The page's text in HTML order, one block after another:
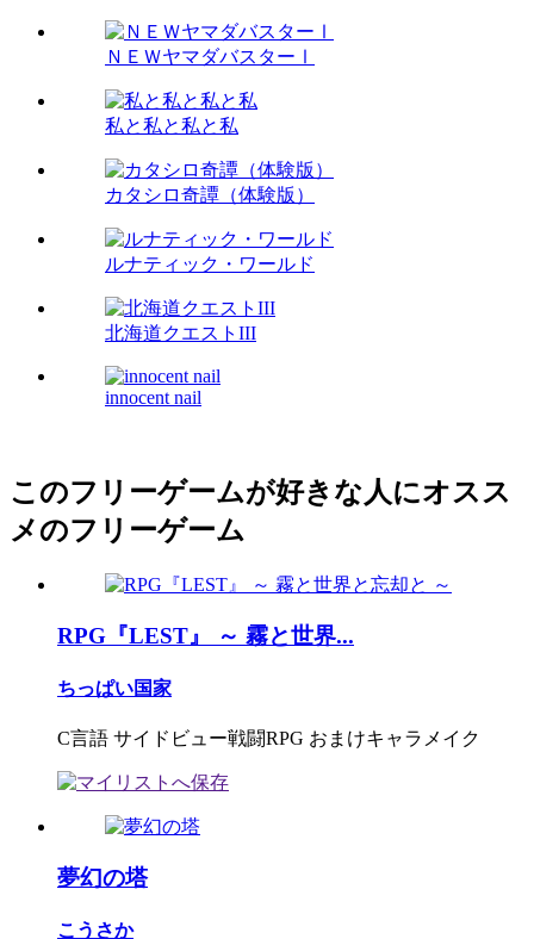
ＮＥＷヤマダバスターⅠ
私と私と私と私
カタシロ奇譚（体験版）
ルナティック・ワールド
北海道クエストIII
innocent nail
このフリーゲームが好きな人にオスス
メのフリーゲーム
RPG『LEST』 ～ 霧と世界...
ちっぱい国家
C言語 サイドビュー戦闘RPG おまけキャラメイク
夢幻の塔
こうさか